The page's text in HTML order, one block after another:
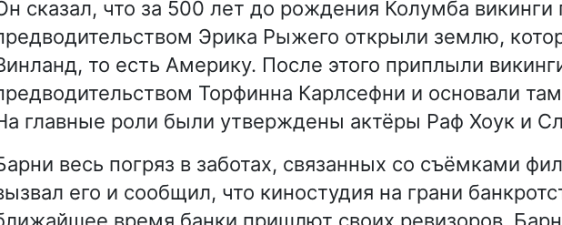
сказал, что за 500 лет до рождения Колумба викинги
Эрика Рыжего открыли землю,
то есть Америку. После этого приплыли
Торфинна Карлсефни и основали
главные роли были утверждены актёры Раф Хоук и
весь погряз в заботах, связанных со съёмками
его и сообщил, что киностудия на грани
время банки пришлют своих ревизоров.